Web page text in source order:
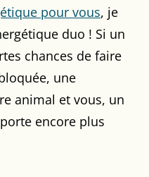
pour vous, je
duo ! Si un
chances de faire
une
animal et vous, un
encore plus